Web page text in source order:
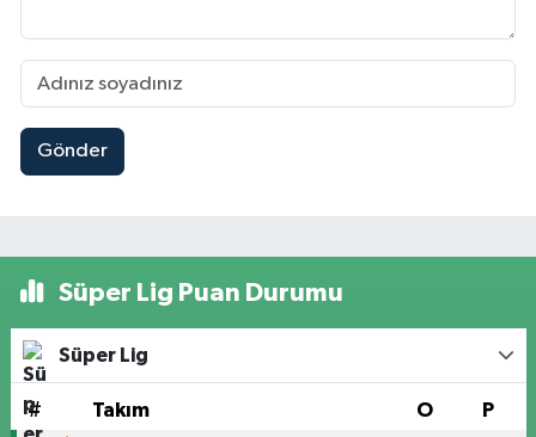
Gönder
Süper Lig Puan Durumu
Süper Lig
# Takım O P